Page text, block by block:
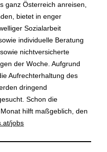
ganz Österreich anreisen,
bietet in enger
Sozialarbeit
individuelle Beratung
nichtversicherte
der Woche. Aufgrund
Aufrechterhaltung des
dringend
Schon die
hilft maßgeblich, den
jobs